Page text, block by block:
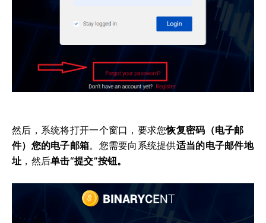
然后，系统将打开一个窗口，要求您恢复密码（电子邮
件）您的电子邮箱。 您需要向系统提供适当的电子邮件地
址 ，然后单击“提交”按钮。